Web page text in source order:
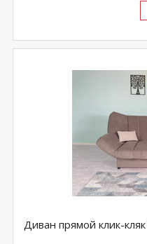
Диван прямой клик-